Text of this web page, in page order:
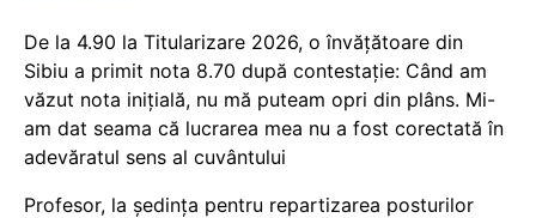
De la 4.90 la Titularizare 2026, o învățătoare din
Sibiu a primit nota 8.70 după contestație: Când am
văzut nota inițială, nu mă puteam opri din plâns. Mi-
am dat seama că lucrarea mea nu a fost corectată în
adevăratul sens al cuvântului
Profesor, la ședința pentru repartizarea posturilor